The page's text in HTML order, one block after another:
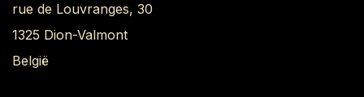
rue de Louvranges, 30
1325 Dion-Valmont
België